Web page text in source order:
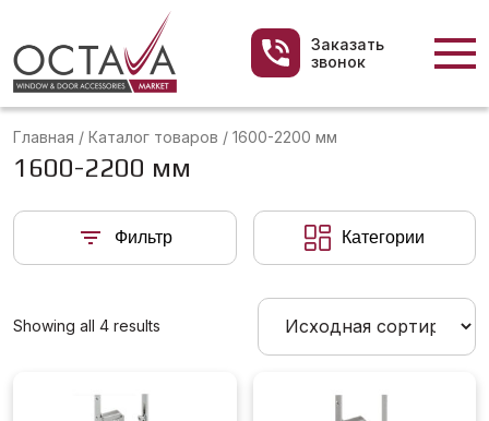
Заказать
звонок
Главная / Каталог товаров / 1600-2200 мм
1600-2200 мм
Фильтр Категории
Showing all 4 results